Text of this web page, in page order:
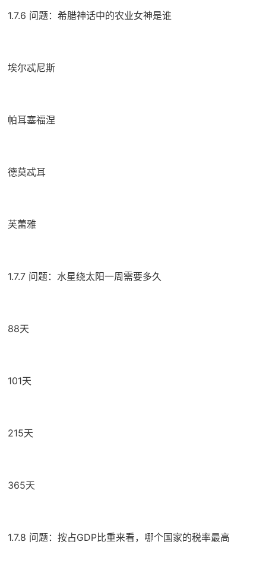
1.7.6 问题：希腊神话中的农业女神是谁
埃尔忒尼斯
帕耳塞福涅
德莫忒耳
芙蕾雅
1.7.7 问题：水星绕太阳一周需要多久
88天
101天
215天
365天
1.7.8 问题：按占GDP比重来看，哪个国家的税率最高